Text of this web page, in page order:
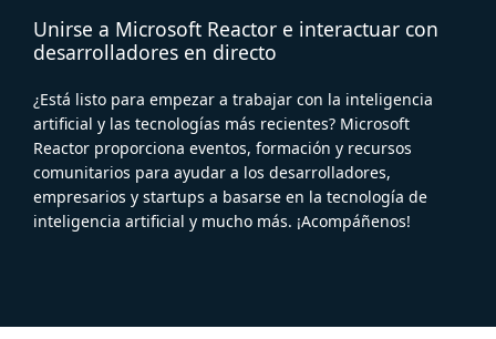
Unirse a Microsoft Reactor e interactuar con
desarrolladores en directo
¿Está listo para empezar a trabajar con la inteligencia
artificial y las tecnologías más recientes? Microsoft
Reactor proporciona eventos, formación y recursos
comunitarios para ayudar a los desarrolladores,
empresarios y startups a basarse en la tecnología de
inteligencia artificial y mucho más. ¡Acompáñenos!